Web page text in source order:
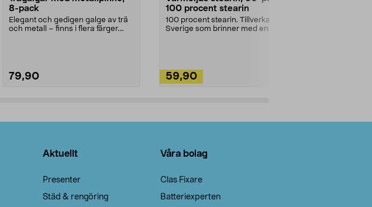
8-pack
Elegant och gedigen galge av trä
och metall – finns i flera färger.
79,90
100 procent stearin
100 procent stearin. Tillverkade i
Sverige som brinner med en
59,90
Aktuellt
Presenter
Städ & rengöring
Våra bolag
Clas Fixare
Batteriexperten